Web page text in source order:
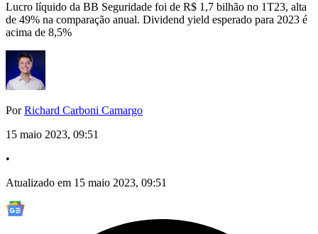
Lucro líquido da BB Seguridade foi de R$ 1,7 bilhão no 1T23, alta
de 49% na comparação anual. Dividend yield esperado para 2023 é
acima de 8,5%
PorRichard Carboni Camargo
15 maio 2023, 09:51
•
Atualizado em 15 maio 2023, 09:51